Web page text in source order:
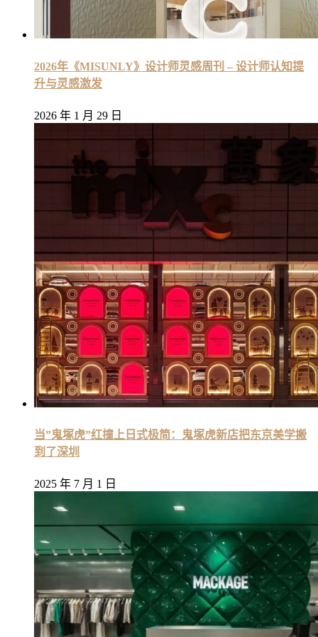
2026年《MISUNLY》设计师灵感周刊 – 设计师认知提
升与灵感激发
2026 年 1 月 29 日
当”鬼塚虎”红撞上日式极简：鬼塚虎新店把东京美学搬
到了深圳
2025 年 7 月 1 日